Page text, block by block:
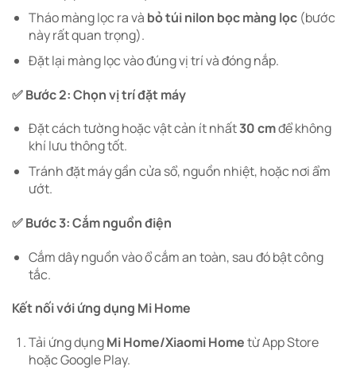
Tháo màng lọc ra và bỏ túi nilon bọc màng lọc(bước
này rất quan trọng).
Đặt lại màng lọc vào đúng vị trí và đóng nắp.
✅ Bước 2: Chọn vị trí đặt máy
Đặt cách tường hoặc vật cản ít nhất30 cmđể không
khí lưu thông tốt.
Tránh đặt máy gần cửa sổ, nguồn nhiệt, hoặc nơi ẩm
ướt.
✅ Bước 3: Cắm nguồn điện
Cắm dây nguồn vào ổ cắm an toàn, sau đó bật công
tắc.
Kết nối với ứng dụng Mi Home
Tải ứng dụngMi Home/Xiaomi Hometừ App Store
hoặc Google Play.